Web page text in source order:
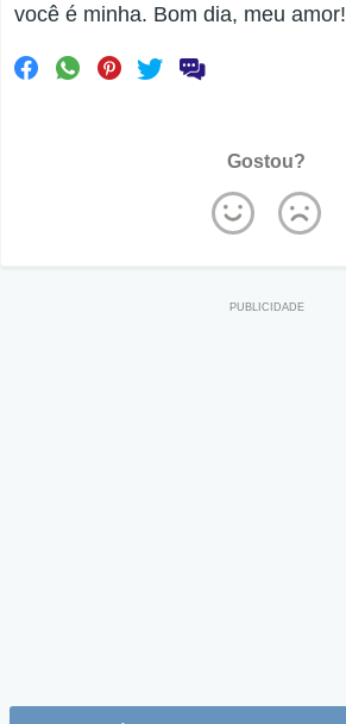
você é minha. Bom dia, meu amor!
Gostou?